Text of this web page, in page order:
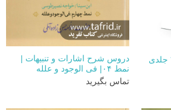
دروس شرح اشارات و تنبیهات |
نمط ۰۴| فی الوجود و علله
تماس بگیرید